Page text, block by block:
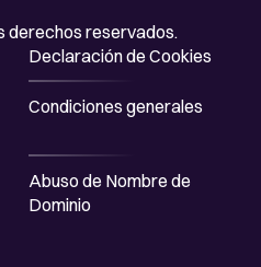
derechos reservados.
Declaración de Cookies
Condiciones generales
Abuso de Nombre de
Dominio